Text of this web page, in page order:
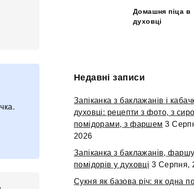
Домашня піца в
духовці
Недавні записи
Запіканка з баклажанів і
духовці: рецепти з фото, з
помідорами, з фаршем 3
2026
Запіканка з баклажанів,
помідорів у духовці 3 Серпня,
Сукня як базова річ: як одна